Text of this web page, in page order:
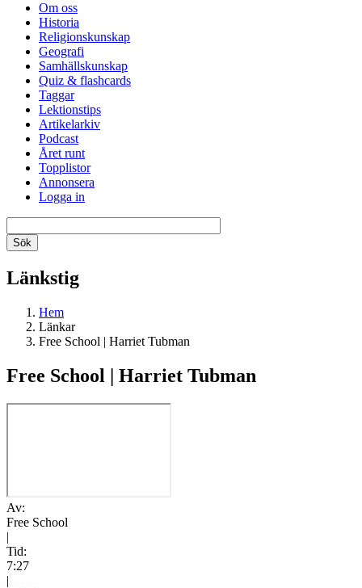
Om oss
Historia
Religionskunskap
Geografi
Samhällskunskap
Quiz & flashcards
Taggar
Lektionstips
Artikelarkiv
Podcast
Året runt
Topplistor
Annonsera
Logga in
Länkstig
Hem
Länkar
Free School | Harriet Tubman
Free School | Harriet Tubman
Av:
Free School
|
Tid:
7:27
|